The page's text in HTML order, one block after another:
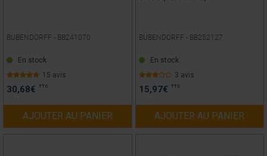
BUBENDORFF - BB241070
En stock
15 avis
30,68€ TTC
AJOUTER AU PANIER
BUBENDORFF - BB252127
En stock
3 avis
15,97€ TTC
AJOUTER AU PANIER